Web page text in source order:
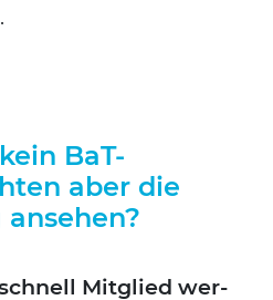
BaT-
aber die
Mit­glied wer­